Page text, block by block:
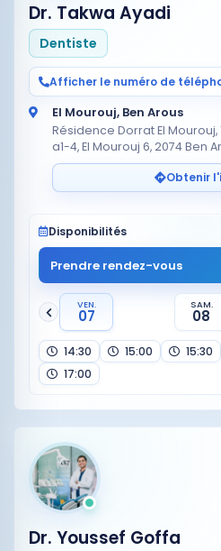
Dr. Takwa Ayadi
Dentiste
Afficher le numéro de
El Mourouj, Ben Arous
Résidence Dorrat El
a1-4, El Mourouj 6, 2074 Ben
Obtenir
Disponibilités
Prendre rendez-vous
VEN.
07
SAM.
08
14:30 15:00 15:30
17:00
Dr. Youssef Goffa